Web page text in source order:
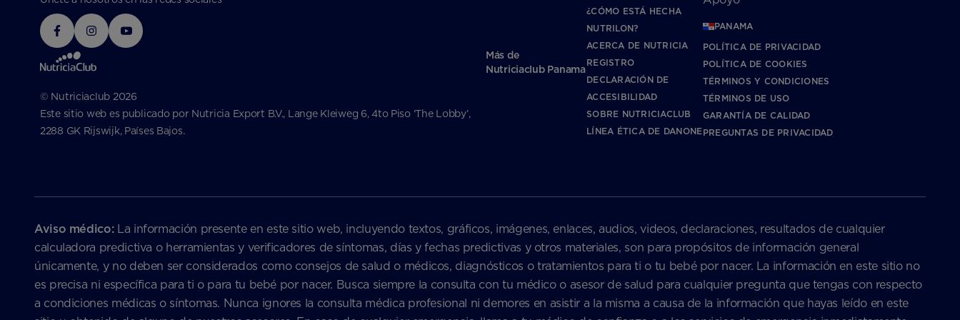
© Nutriciaclub 2026
Este sitio web es publicado por Nutricia Export B.V., Lange Kleiweg 6, 4to Piso ‘The Lobby’,
2288 GK Rijswijk, Países Bajos.
Más de
Nutriciaclub Panama
¿CÓMO ESTÁ HECHA
NUTRILON?
ACERCA DE NUTRICIA
REGISTRO
DECLARACIÓN DE
ACCESIBILIDAD
SOBRE NUTRICIACLUB
LÍNEA ÉTICA DE DANONE
PANAMA
POLÍTICA DE PRIVACIDAD
POLÍTICA DE COOKIES
TÉRMINOS Y CONDICIONES
TÉRMINOS DE USO
GARANTÍA DE CALIDAD
PREGUNTAS DE PRIVACIDAD
Aviso médico:La información presente en este sitio web, incluyendo textos, gráficos, imágenes, enlaces, audios, videos, declaraciones, resultados de cualquier
calculadora predictiva o herramientas y verificadores de síntomas, días y fechas predictivas y otros materiales, son para propósitos de información general
únicamente, y no deben ser considerados como consejos de salud o médicos, diagnósticos o tratamientos para ti o tu bebé por nacer. La información en este sitio no
es precisa ni específica para ti o para tu bebé por nacer. Busca siempre la consulta con tu médico o asesor de salud para cualquier pregunta que tengas con respecto
a condiciones médicas o síntomas. Nunca ignores la consulta médica profesional ni demores en asistir a la misma a causa de la información que hayas leído en este